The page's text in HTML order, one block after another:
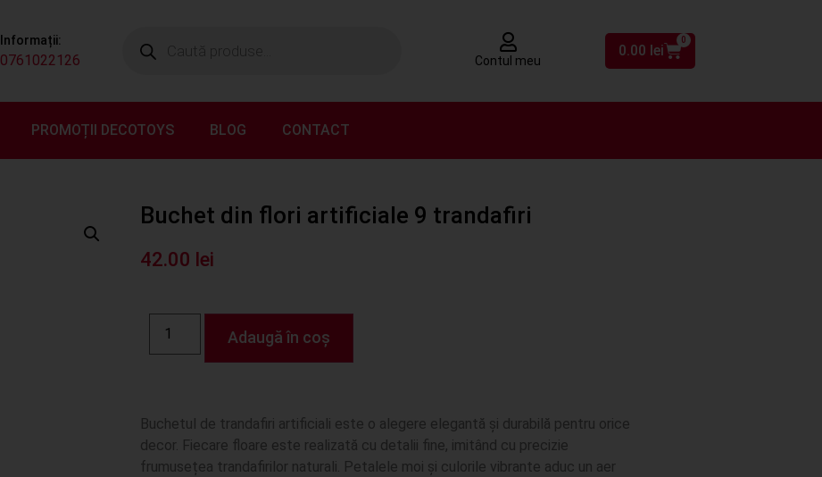
Informații:
0761022126 Contul meu
0.00 lei
0
PROMOȚII DECOTOYS BLOG CONTACT
Buchet din flori artificiale 9 trandafiri
42.00 lei
Adaugă în coș
Buchetul de trandafiri artificiali este o alegere elegantă și durabilă pentru orice
decor. Fiecare floare este realizată cu detalii fine, imitând cu precizie
frumusețea trandafirilor naturali. Petalele moi și culorile vibrante aduc un aer